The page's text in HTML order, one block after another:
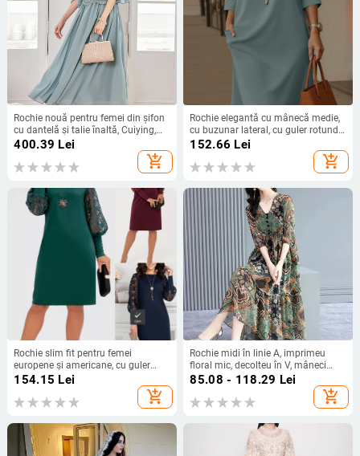
Rochie nouă pentru femei din șifon
cu dantelă și talie înaltă, Cuiying,
Cuiying, rochie lungă elegantă cu
400.39 Lei
add_shopping_cart
Rochie elegantă cu mânecă medie,
cu buzunar lateral, cu guler rotund,
versatilă, de culoare solidă, din
152.66 Lei
add_shopping_cart
Rochie slim fit pentru femei
europene și americane, cu guler
înalt, mânecă lungă, cu mânecă
transfrontalieră
154.15 Lei
add_shopping_cart
Rochie midi în linie A, imprimeu
floral mic, decolteu în V, mâneci
scurte.
85.08 - 118.29 Lei
add_shopping_cart